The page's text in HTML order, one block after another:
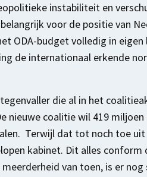
instabiliteit en
voor de positie van
ODA-budget volledig in
de internationaal erkende
die al in het
nieuwe coalitie wil 419 miljoen
Terwijl dat tot noch toe
kabinet. Dit alles conform
van toen, is er nog